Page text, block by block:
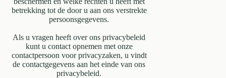
betrekking tot de door u aan ons verstrekte
persoonsgegevens.
Als u vragen heeft over ons privacybeleid
kunt u contact opnemen met onze
contactpersoon voor privacyzaken, u vindt
de contactgegevens aan het einde van ons
privacybeleid.